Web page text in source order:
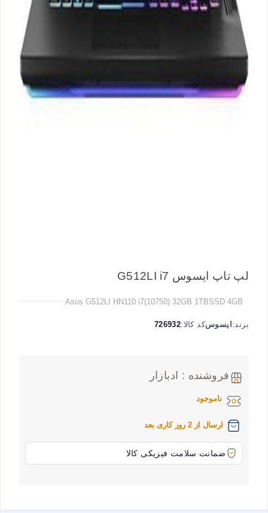
لپ تاپ ایسوس G512LI i7
Asus G512LI HN110 i7(10750) 32GB 1TBSSD 4GB
برند: ایسوسکد کالا:726932
فروشنده : ادبازار
ناموجود
ارسال از 2 روز کاری بعد
ضمانت سلامت فیزیکی کالا